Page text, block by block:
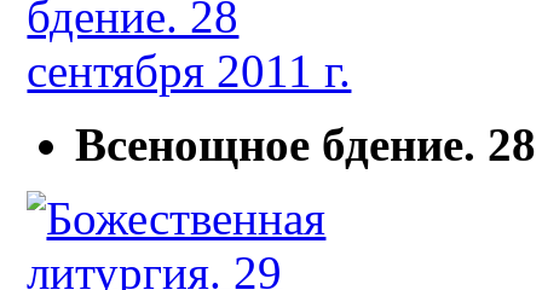
Всенощное бдение.